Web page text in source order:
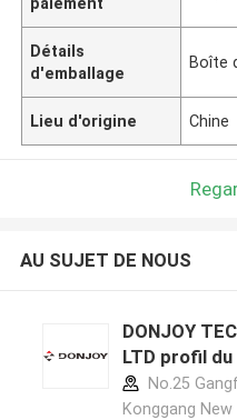
Détails
d'emballage
Boîte
Lieu d'origine Chine
AU SUJET DE NOUS
DONJOY
LTD profil
No.25
Konggang